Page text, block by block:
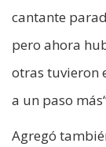
cantante
pero ahora
otras tuvieron
a un paso
Agregó